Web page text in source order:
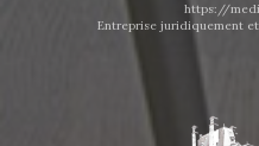
https://
Entreprise juridiquement